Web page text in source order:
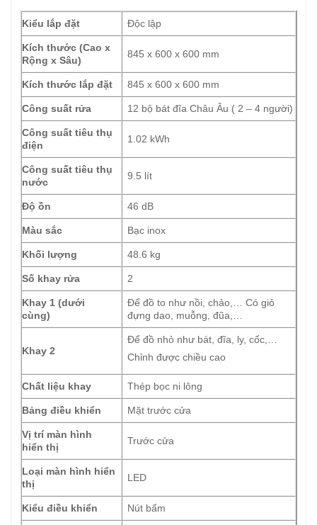
Kiểu lắp đặt Độc lập
Kích thước (Cao x
Rộng x Sâu)
845 x 600 x 600 mm
Kích thước lắp đặt 845 x 600 x 600 mm
Công suất rửa 12 bộ bát đĩa Châu Âu ( 2 – 4 người)
Công suất tiêu thụ
điện
1.02 kWh
Công suất tiêu thụ
nước
9.5 lít
Độ ồn 46 dB
Màu sắc Bạc inox
Khối lượng 48.6 kg
Số khay rửa 2
Khay 1 (dưới
cùng)
Để đồ to như nồi, chảo,… Có giỏ
đựng dao, muỗng, đũa,…
Khay 2
Để đồ nhỏ như bát, đĩa, ly, cốc,…
Chỉnh được chiều cao
Chất liệu khay Thép bọc ni lông
Bảng điều khiển Mặt trước cửa
Vị trí màn hình
hiển thị
Trước cửa
Loại màn hình hiển
thị
LED
Kiểu điều khiển Nút bấm